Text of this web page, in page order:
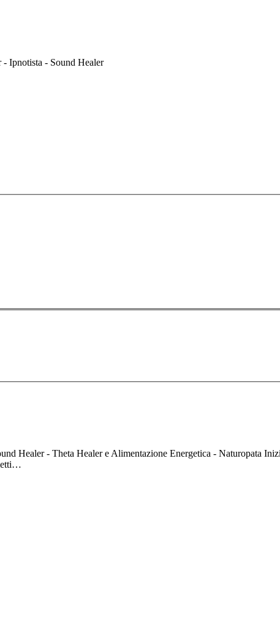
- Ipnotista - Sound Healer
Healer - Theta Healer e Alimentazione Energetica - Naturopata